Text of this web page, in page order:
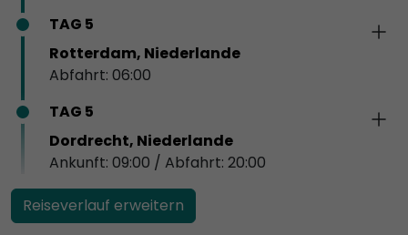
TAG 5
Rotterdam, Niederlande
Abfahrt: 06:00
TAG 5
Dordrecht, Niederlande
Ankunft: 09:00 / Abfahrt: 20:00
Reiseverlauf erweitern